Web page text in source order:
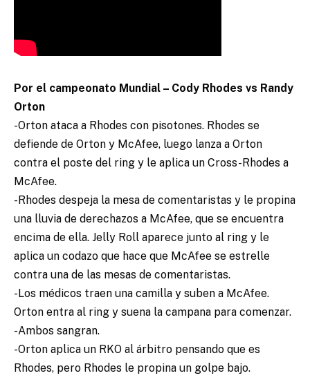
Por el campeonato Mundial – Cody Rhodes vs Randy
Orton
-Orton ataca a Rhodes con pisotones. Rhodes se
defiende de Orton y McAfee, luego lanza a Orton
contra el poste del ring y le aplica un Cross-Rhodes a
McAfee.
-Rhodes despeja la mesa de comentaristas y le propina
una lluvia de derechazos a McAfee, que se encuentra
encima de ella. Jelly Roll aparece junto al ring y le
aplica un codazo que hace que McAfee se estrelle
contra una de las mesas de comentaristas.
-Los médicos traen una camilla y suben a McAfee.
Orton entra al ring y suena la campana para comenzar.
-Ambos sangran.
-Orton aplica un RKO al árbitro pensando que es
Rhodes, pero Rhodes le propina un golpe bajo.